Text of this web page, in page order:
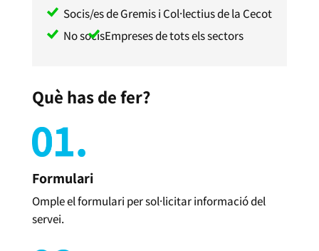
Socis/es de Gremis i Col·lectius de la Cecot
No socisEmpreses de tots els sectors
Què has de fer?
Formulari
Omple el formulari per sol·licitar informació del
servei.